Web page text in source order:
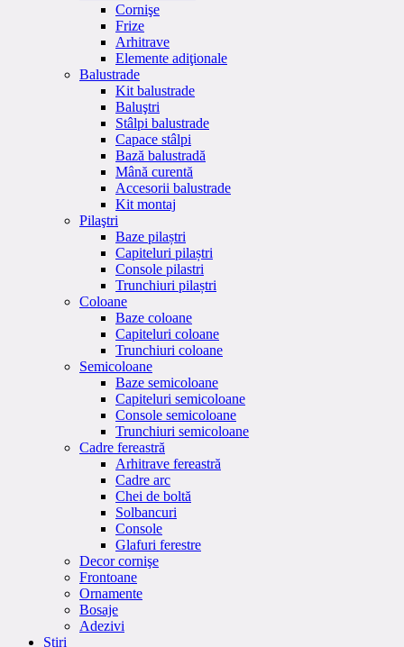
Cornişe
Frize
Arhitrave
Elemente adiţionale
Balustrade
Kit balustrade
Baluştri
Stâlpi balustrade
Capace stâlpi
Bază balustradă
Mână curentă
Accesorii balustrade
Kit montaj
Pilaştri
Baze pilaștri
Capiteluri pilaștri
Console pilastri
Trunchiuri pilaștri
Coloane
Baze coloane
Capiteluri coloane
Trunchiuri coloane
Semicoloane
Baze semicoloane
Capiteluri semicoloane
Console semicoloane
Trunchiuri semicoloane
Cadre fereastră
Arhitrave fereastră
Cadre arc
Chei de boltă
Solbancuri
Console
Glafuri ferestre
Decor cornişe
Frontoane
Ornamente
Bosaje
Adezivi
Stiri